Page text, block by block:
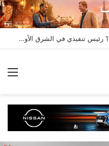
انكوش ارورا ضمن قائمة أقوى 100 رئيس تنفيذي في الشرق الأوسط لعام 2026 في قائمة فوربس الشرق الأوسط”